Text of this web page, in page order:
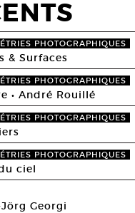
PHOTOGRAPHIQUES
& Surfaces
PHOTOGRAPHIQUES
• André Rouillé
PHOTOGRAPHIQUES
PHOTOGRAPHIQUES
ciel
Georgi